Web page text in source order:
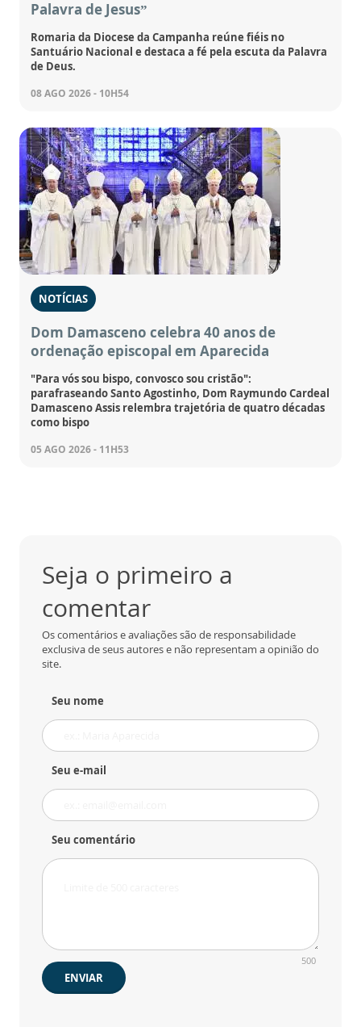
Palavra de Jesus”
Romaria da Diocese da Campanha reúne fiéis no
Santuário Nacional e destaca a fé pela escuta da Palavra
de Deus.
08 AGO 2026 - 10H54
NOTÍCIAS
Dom Damasceno celebra 40 anos de
ordenação episcopal em Aparecida
"Para vós sou bispo, convosco sou cristão":
parafraseando Santo Agostinho, Dom Raymundo Cardeal
Damasceno Assis relembra trajetória de quatro décadas
como bispo
05 AGO 2026 - 11H53
Seja o primeiro a
comentar
Os comentários e avaliações são de responsabilidade
exclusiva de seus autores e não representam a opinião do
site.
Seu nome
Seu e-mail
Seu comentário
500
ENVIAR